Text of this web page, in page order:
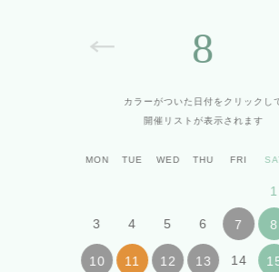
8
カラーがついた日付をクリックし
開催リストが表示されます
MON TUE WED THU FRI
1
3 4 5 6 7 8
10 11 12 13 14